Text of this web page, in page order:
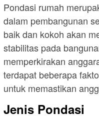
Pondasi rumah
dalam pembangunan
baik dan kokoh akan
stabilitas pada
memperkirakan
terdapat beberapa
untuk memastikan
Jenis Pondasi